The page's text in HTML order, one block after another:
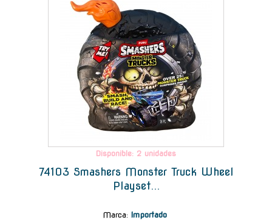
Disponible: 2 unidades
74103 Smashers Monster Truck Wheel
Playset...
Marca: Importado